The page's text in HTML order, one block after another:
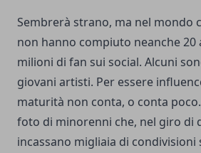
Sembrerà strano, ma nel mondo
non hanno compiuto neanche 20
milioni di fan sui social. Alcuni
giovani artisti. Per essere
maturità non conta, o conta
foto di minorenni che, nel giro di
incassano migliaia di